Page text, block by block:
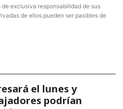
exclusiva responsabilidad de sus
de ellos pueden ser pasibles de
el lunes y
podrían